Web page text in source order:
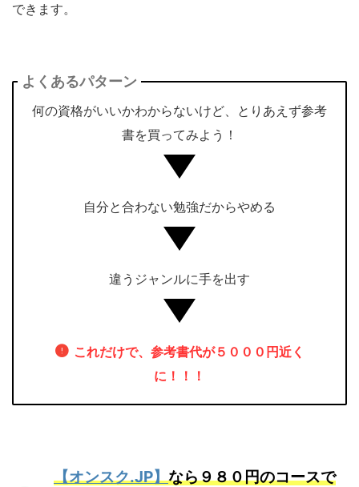
できます。
よくあるパターン
何の資格がいいかわからないけど、とりあえず参考
書を買ってみよう！
自分と合わない勉強だからやめる
違うジャンルに手を出す
これだけで、参考書代が５０００円近く
に！！！
【オンスク.JP】なら９８０円のコースで